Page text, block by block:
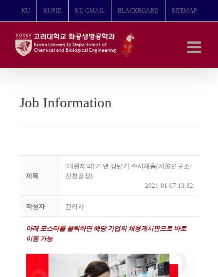
뛰
KU KUPID KU GMAIL BLACKBOARD SITEMAP
Job Information
제목
[대원제약] 21년 상반기 수시채용(서울연구소/
진천공장)
2021-01-07 13:32
작성자 관리자
아래 포스터를 클릭하면 해당 기업의 채용게시판으로 바로
이동 가능